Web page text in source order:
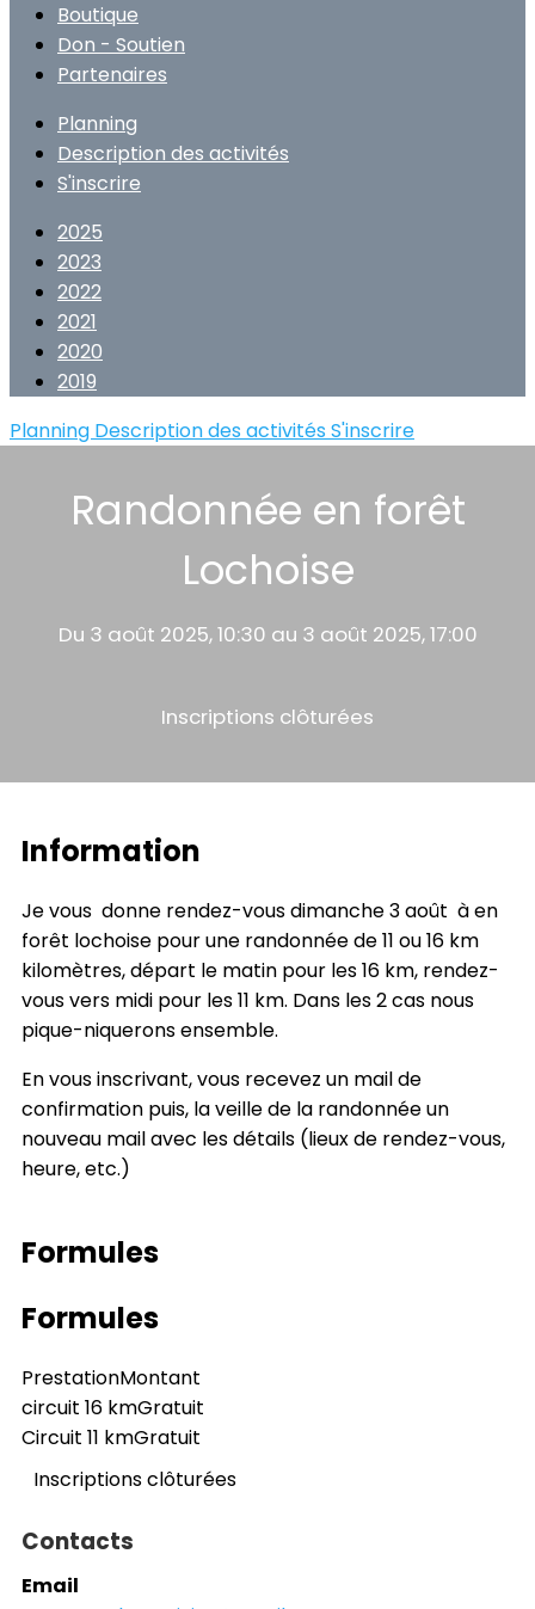
Boutique
Don - Soutien
Partenaires
Planning
Description des activités
S'inscrire
2025
2023
2022
2021
2020
2019
Planning Description des activités S'inscrire
Randonnée en forêt
Lochoise
Du 3 août 2025, 10:30 au 3 août 2025, 17:00
Inscriptions clôturées
Information
Je vous donne rendez-vous dimanche 3 août à en
forêt lochoise pour une randonnée de 11 ou 16 km
kilomètres, départ le matin pour les 16 km, rendez-
vous vers midi pour les 11 km. Dans les 2 cas nous
pique-niquerons ensemble.
En vous inscrivant, vous recevez un mail de
confirmation puis, la veille de la randonnée un
nouveau mail avec les détails (lieux de rendez-vous,
heure, etc.)
Formules
Formules
PrestationMontant
circuit 16 kmGratuit
Circuit 11 kmGratuit
Inscriptions clôturées
Contacts
Email